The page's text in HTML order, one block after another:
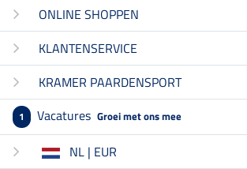
ONLINE SHOPPEN
KLANTENSERVICE
KRAMER PAARDENSPORT
1 Vacatures Groei met ons mee
NL | EUR